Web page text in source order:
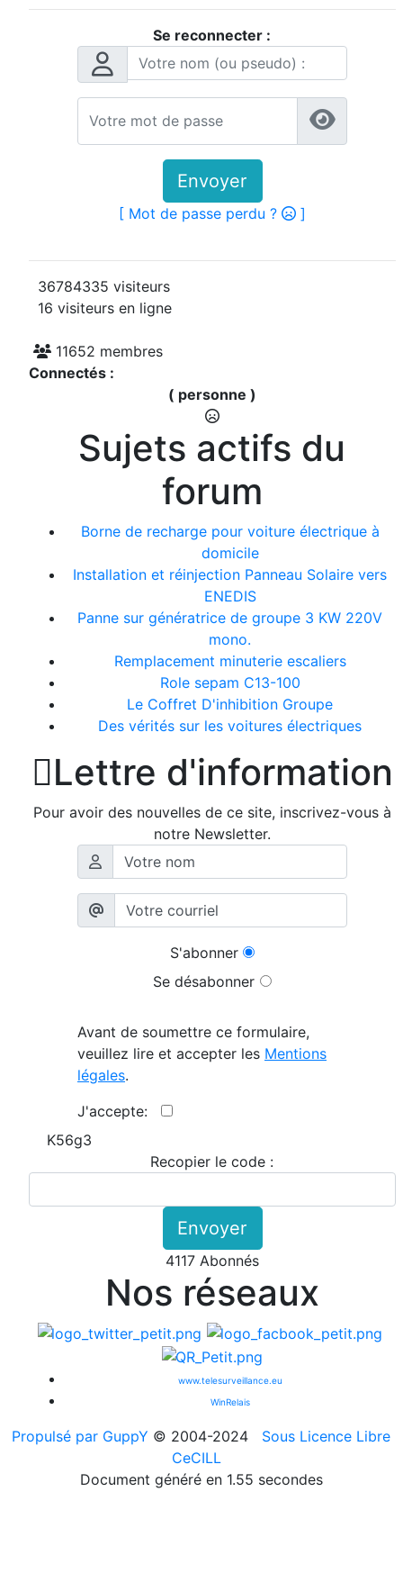
Se reconnecter :
Envoyer
[ Mot de passe perdu ? ]
36784335 visiteurs
16 visiteurs en ligne
11652 membres
Connectés :
( personne )
Sujets actifs du
forum
Borne de recharge pour voiture électrique à
domicile
Installation et réinjection Panneau Solaire vers
ENEDIS
Panne sur génératrice de groupe 3 KW 220V
mono.
Remplacement minuterie escaliers
Role sepam C13-100
Le Coffret D'inhibition Groupe
Des vérités sur les voitures électriques
Lettre d'information
Pour avoir des nouvelles de ce site, inscrivez-vous à
notre Newsletter.
S'abonner
Se désabonner
Avant de soumettre ce formulaire,
veuillez lire et accepter les Mentions
légales.
J'accepte:
K56g3
Recopier le code :
Envoyer
4117 Abonnés
Nos réseaux
www.telesurveillance.eu
WinRelais
Propulsé par GuppY © 2004-2024
Sous Licence Libre
CeCILL
Document généré en 1.55 secondes